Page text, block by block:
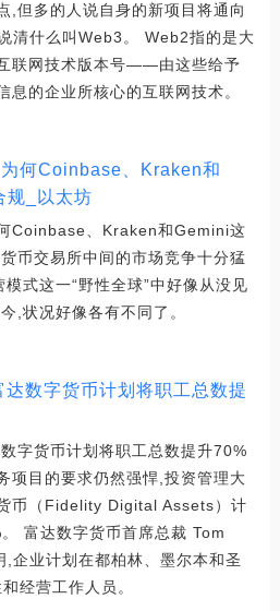
,但多的人说自身的新项目将通向
清什么叫Web3。 Web2指的是大
联网技术版本号——由这些给予
息的企业所核心的互联网技术。
何Coinbase、Kraken和
规_以太坊
Coinbase、Kraken和Gemini这
币交易所中间的市场竞争十分猛
式这一“野性全球”中好像从没见
状况好像各有不同了。
数字货币计划将职工总数提
字货币计划将职工总数提升70%
项目的要求仍然强悍,投资管理大
币（Fidelity Digital Assets）计
富达数字货币首席总裁 Tom
企业计划在都柏林、墨尔本和圣
经营工作人员。